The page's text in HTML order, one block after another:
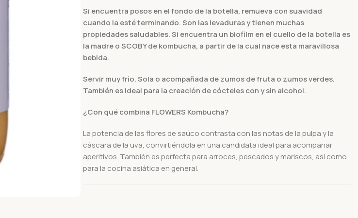
Si encuentra posos en el fondo de la botella, remueva con suavidad
cuando la esté terminando. Son las levaduras y tienen muchas
propiedades saludables. Si encuentra un biofilm en el cuello de la botella es
la madre o SCOBY de kombucha, a partir de la cual nace esta maravillosa
bebida.
Servir muy frío. Sola o acompañada de zumos de fruta o zumos verdes.
También es ideal para la creación de cócteles con y sin alcohol.
¿Con qué combina FLOWERS Kombucha?
La potencia de las flores de saúco contrasta con las notas de la pulpa y la
cáscara de la uva, convirtiéndola en una candidata ideal para acompañar
aperitivos. También es perfecta para arroces, pescados y mariscos, así como
para la cocina asiática en general.